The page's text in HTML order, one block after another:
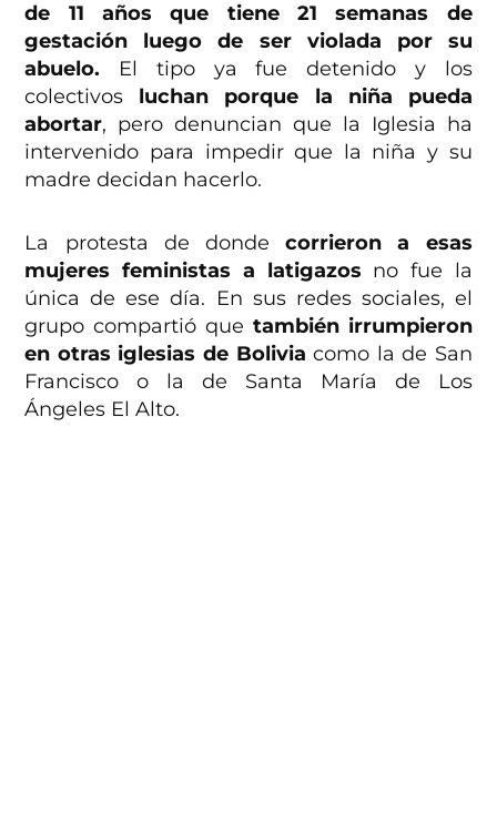
de 11 años que tiene 21 semanas de
gestación luego de ser violada por su
abuelo. El tipo ya fue detenido y los
colectivos luchan porque la niña pueda
abortar, pero denuncian que la Iglesia ha
intervenido para impedir que la niña y su
madre decidan hacerlo.
La protesta de dondecorrieron a esas
mujeres feministas a latigazos no fue la
única de ese día. En sus redes sociales, el
grupo compartió que también irrumpieron
en otras iglesias de Bolivia como la de San
Francisco o la de Santa María de Los
Ángeles El Alto.